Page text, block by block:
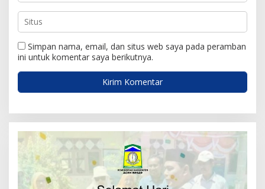
Simpan nama, email, dan situs web saya pada peramban
ini untuk komentar saya berikutnya.